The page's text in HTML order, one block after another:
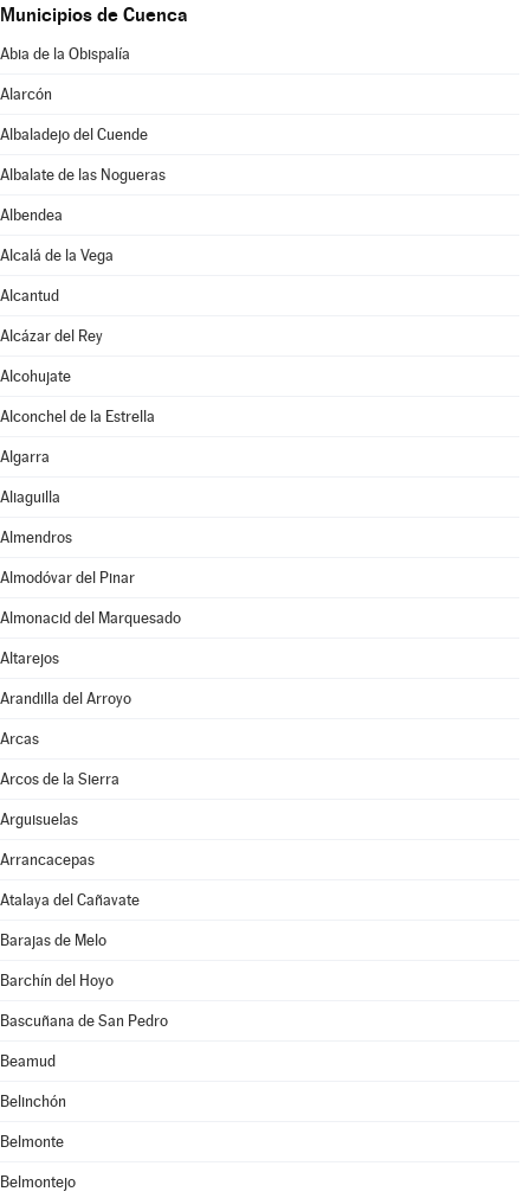
Municipios de Cuenca
Abia de la Obispalía
Alarcón
Albaladejo del Cuende
Albalate de las Nogueras
Albendea
Alcalá de la Vega
Alcantud
Alcázar del Rey
Alcohujate
Alconchel de la Estrella
Algarra
Aliaguilla
Almendros
Almodóvar del Pinar
Almonacid del Marquesado
Altarejos
Arandilla del Arroyo
Arcas
Arcos de la Sierra
Arguisuelas
Arrancacepas
Atalaya del Cañavate
Barajas de Melo
Barchín del Hoyo
Bascuñana de San Pedro
Beamud
Belinchón
Belmonte
Belmontejo